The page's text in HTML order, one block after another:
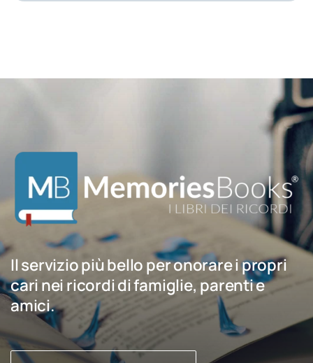
Il servizio più bello per onorare i propri
cari nei ricordi di famiglie, parenti e
amici.